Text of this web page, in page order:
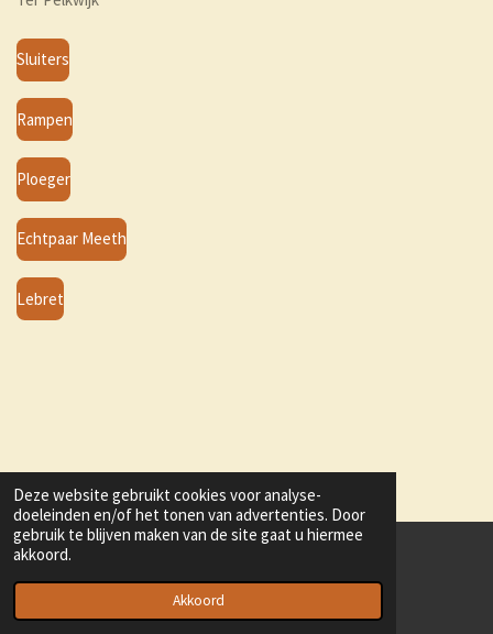
Deze website gebruikt cookies voor analyse-
doeleinden en/of het tonen van advertenties. Door
gebruik te blijven maken van de site gaat u hiermee
akkoord.
Akkoord
Sluiters
Rampen
Ploeger
Echtpaar Meeth
Lebret
© 2022 - 2026 ornithologischerfgoed